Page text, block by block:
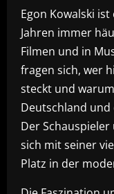
Egon Kowalski
Jahren immer
Filmen und in
fragen sich, wer
steckt und
Deutschland
Der
sich mit seiner
Platz in der